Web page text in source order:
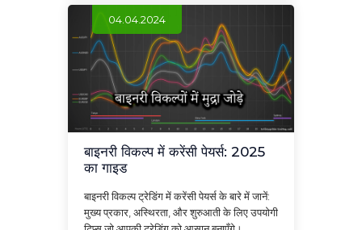
04.04.2024
बाइनरी विकल्प में करेंसी पेयर्स: 2025
का गाइड
बाइनरी विकल्प ट्रेडिंग में करेंसी पेयर्स के बारे में जानें:
मुख्य प्रकार, अस्थिरता, और शुरुआती के लिए उपयोगी